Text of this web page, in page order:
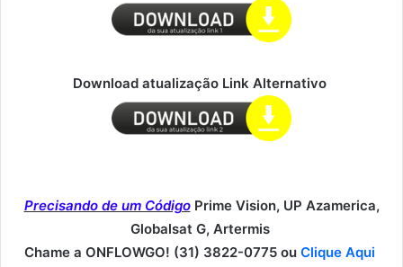
Download atualização Link Alternativo
Precisando de um Código Prime Vision, UP Azamerica,
Globalsat G, Artermis
Chame a ONFLOWGO! (31) 3822-0775 ou Clique Aqui